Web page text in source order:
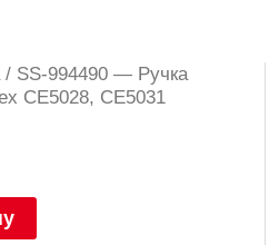
/ SS-994490 — Ручка
CE5028, CE5031